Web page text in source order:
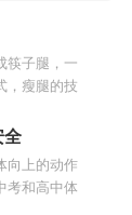
筷子腿，一
，瘦腿的技
全
向上的动作
考和高中体